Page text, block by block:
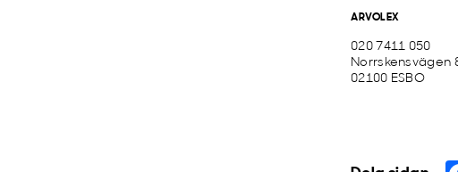
ARVOLEX
020 7411 050
Norrskensvägen
02100 ESBO